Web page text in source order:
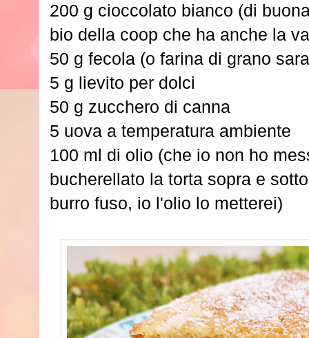
200 g cioccolato bianco (di
bio della coop che ha anche la
50 g fecola (o farina di grano
5 g lievito per dolci
50 g zucchero di canna
5 uova a temperatura ambiente
100 ml di olio (che io non ho
bucherellato la torta sopra e
burro fuso, io l'olio lo metterei)